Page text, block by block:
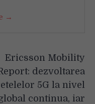
→
Ericsson Mobility
dezvoltarea
5G la nivel
continua, iar